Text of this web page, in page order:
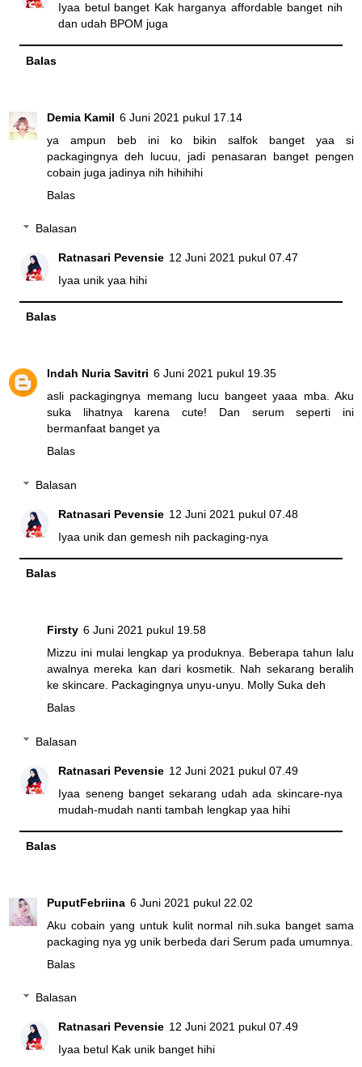
Iyaa betul banget Kak harganya affordable banget nih
dan udah BPOM juga
Balas
Demia Kamil 6 Juni 2021 pukul 17.14
ya ampun beb ini ko bikin salfok banget yaa si
packagingnya deh lucuu, jadi penasaran banget pengen
cobain juga jadinya nih hihihihi
Balas
Balasan
Ratnasari Pevensie 12 Juni 2021 pukul 07.47
Iyaa unik yaa hihi
Balas
Indah Nuria Savitri 6 Juni 2021 pukul 19.35
asli packagingnya memang lucu bangeet yaaa mba. Aku
suka lihatnya karena cute! Dan serum seperti ini
bermanfaat banget ya
Balas
Balasan
Ratnasari Pevensie 12 Juni 2021 pukul 07.48
Iyaa unik dan gemesh nih packaging-nya
Balas
Firsty 6 Juni 2021 pukul 19.58
Mizzu ini mulai lengkap ya produknya. Beberapa tahun lalu
awalnya mereka kan dari kosmetik. Nah sekarang beralih
ke skincare. Packagingnya unyu-unyu. Molly Suka deh
Balas
Balasan
Ratnasari Pevensie 12 Juni 2021 pukul 07.49
Iyaa seneng banget sekarang udah ada skincare-nya
mudah-mudah nanti tambah lengkap yaa hihi
Balas
PuputFebriina 6 Juni 2021 pukul 22.02
Aku cobain yang untuk kulit normal nih.suka banget sama
packaging nya yg unik berbeda dari Serum pada umumnya.
Balas
Balasan
Ratnasari Pevensie 12 Juni 2021 pukul 07.49
Iyaa betul Kak unik banget hihi